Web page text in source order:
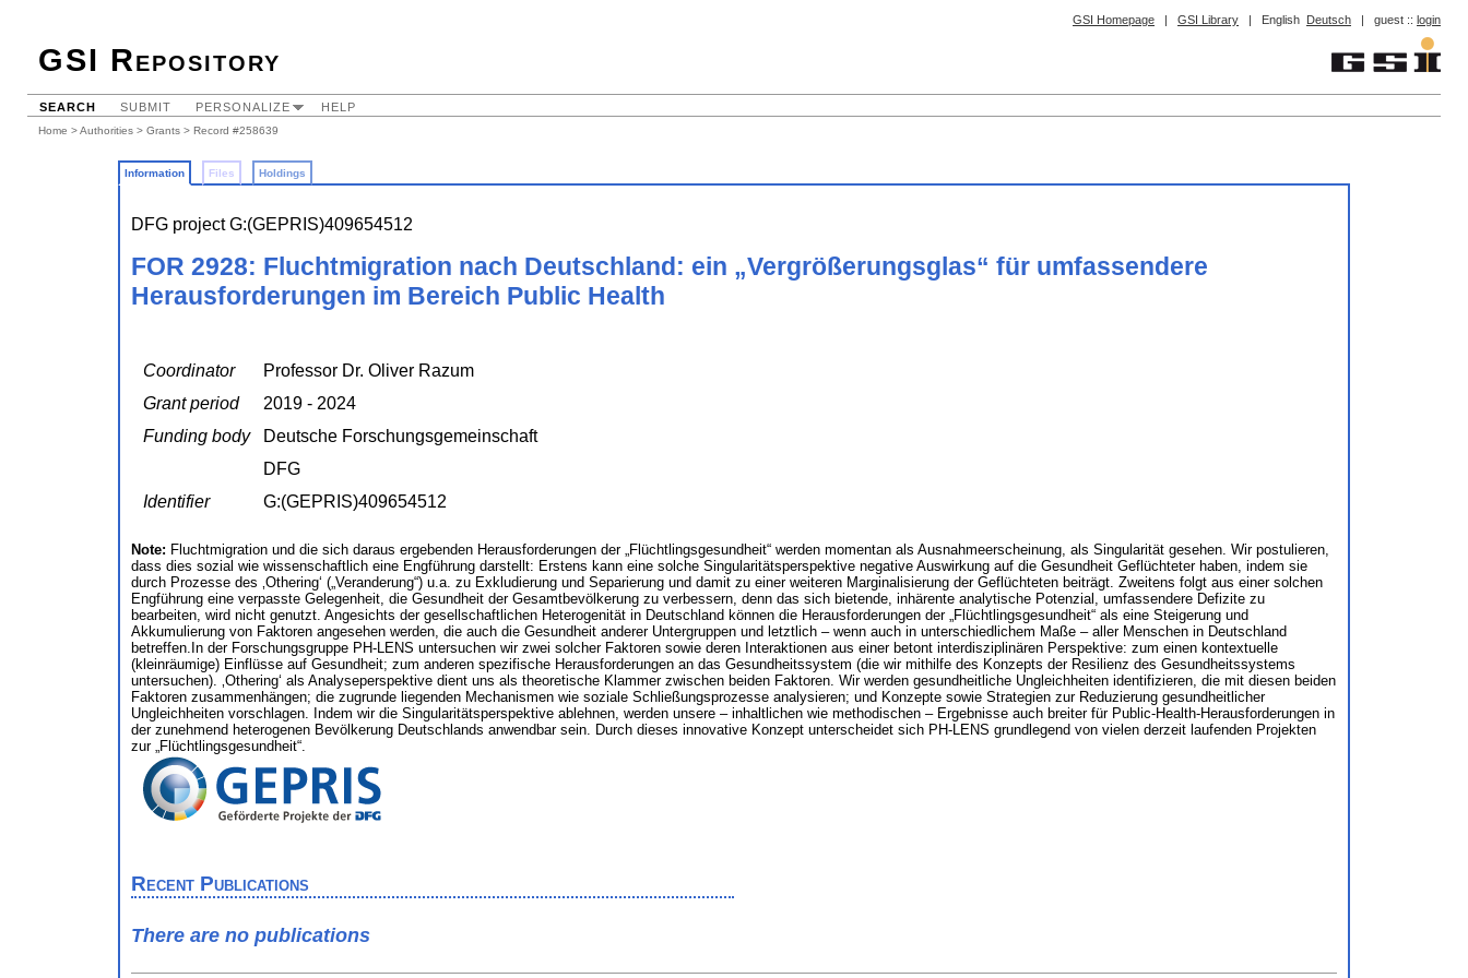
GSI Homepage | GSI Library | English Deutsch | guest :: login
GSI Repository
SEARCH SUBMIT PERSONALIZE HELP
Home >Authorities > Grants > Record #258639
Information Files Holdings
DFG project G:(GEPRIS)409654512
FOR 2928: Fluchtmigration nach Deutschland: ein „Vergrößerungsglas“ für umfassendere
Herausforderungen im Bereich Public Health
Coordinator
Professor Dr. Oliver Razum
Grant period
2019 - 2024
Funding body
Deutsche Forschungsgemeinschaft
DFG
Identifier
G:(GEPRIS)409654512
Note: Fluchtmigration und die sich daraus ergebenden Herausforderungen der „Flüchtlingsgesundheit“ werden momentan als Ausnahmeerscheinung, als Singularität gesehen. Wir postulieren,
dass dies sozial wie wissenschaftlich eine Engführung darstellt: Erstens kann eine solche Singularitätsperspektive negative Auswirkung auf die Gesundheit Geflüchteter haben, indem sie
durch Prozesse des ‚Othering‘ („Veranderung“) u.a. zu Exkludierung und Separierung und damit zu einer weiteren Marginalisierung der Geflüchteten beiträgt. Zweitens folgt aus einer solchen
Engführung eine verpasste Gelegenheit, die Gesundheit der Gesamtbevölkerung zu verbessern, denn das sich bietende, inhärente analytische Potenzial, umfassendere Defizite zu
bearbeiten, wird nicht genutzt. Angesichts der gesellschaftlichen Heterogenität in Deutschland können die Herausforderungen der „Flüchtlingsgesundheit“ als eine Steigerung und
Akkumulierung von Faktoren angesehen werden, die auch die Gesundheit anderer Untergruppen und letztlich – wenn auch in unterschiedlichem Maße – aller Menschen in Deutschland
betreffen.In der Forschungsgruppe PH-LENS untersuchen wir zwei solcher Faktoren sowie deren Interaktionen aus einer betont interdisziplinären Perspektive: zum einen kontextuelle
(kleinräumige) Einflüsse auf Gesundheit; zum anderen spezifische Herausforderungen an das Gesundheitssystem (die wir mithilfe des Konzepts der Resilienz des Gesundheitssystems
untersuchen). ‚Othering‘ als Analyseperspektive dient uns als theoretische Klammer zwischen beiden Faktoren. Wir werden gesundheitliche Ungleichheiten identifizieren, die mit diesen beiden
Faktoren zusammenhängen; die zugrunde liegenden Mechanismen wie soziale Schließungsprozesse analysieren; und Konzepte sowie Strategien zur Reduzierung gesundheitlicher
Ungleichheiten vorschlagen. Indem wir die Singularitätsperspektive ablehnen, werden unsere – inhaltlichen wie methodischen – Ergebnisse auch breiter für Public-Health-Herausforderungen in
der zunehmend heterogenen Bevölkerung Deutschlands anwendbar sein. Durch dieses innovative Konzept unterscheidet sich PH-LENS grundlegend von vielen derzeit laufenden Projekten
zur „Flüchtlingsgesundheit“.
Recent Publications
There are no publications